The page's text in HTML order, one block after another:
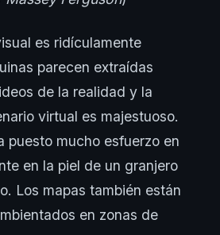
es ridículamente
parecen extraídas
de la realidad y la
virtual es majestuoso.
puesto mucho esfuerzo en
en la piel de un granjero
Los mapas también están
en zonas de